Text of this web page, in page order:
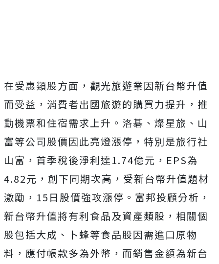
在受惠類股方面，觀光旅遊業因新台幣升值
而受益，消費者出國旅遊的購買力提升，推
動機票和住宿需求上升。洛碁、燦星旅、山
富等公司股價因此亮燈漲停，特別是旅行社
山富，首季稅後淨利達1.74億元，EPS為
4.82元，創下同期次高，受新台幣升值題材
激勵，15日股價強攻漲停。 富邦投顧分析，
新台幣升值將有利食品及資產類股，相關個
股包括大成、卜蜂等食品股因需進口原物
料，應付帳款多為外幣，而銷售金額為新台